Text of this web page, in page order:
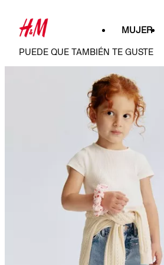
MUJER
PUEDE QUE TAMBIÉN TE GUSTE